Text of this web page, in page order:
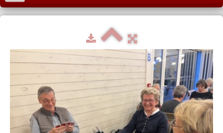
Accueil Stages
Infos pratiques
bcsh.fr
Inscription aux stages